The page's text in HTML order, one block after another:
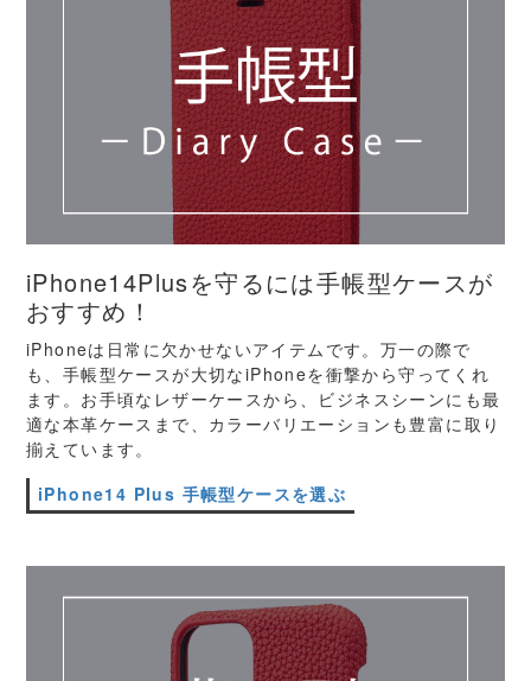
iPhone14Plusを守るには手帳型ケースが
おすすめ！
iPhoneは日常に欠かせないアイテムです。万一の際で
も、手帳型ケースが大切なiPhoneを衝撃から守ってくれ
ます。お手頃なレザーケースから、ビジネスシーンにも最
適な本革ケースまで、カラーバリエーションも豊富に取り
揃えています。
iPhone14 Plus 手帳型ケースを選ぶ